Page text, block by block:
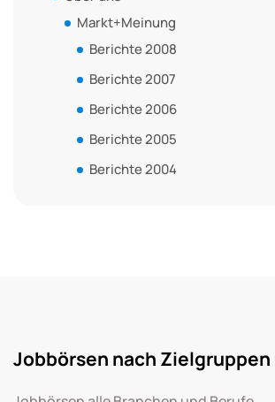
Markt+Meinung
Berichte 2008
Berichte 2007
Berichte 2006
Berichte 2005
Berichte 2004
Jobbörsen nach Zielgruppen